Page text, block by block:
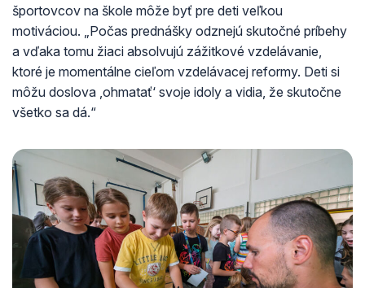
športovcov na škole môže byť pre deti veľkou
motiváciou. „Počas prednášky odznejú skutočné príbehy
a vďaka tomu žiaci absolvujú zážitkové vzdelávanie,
ktoré je momentálne cieľom vzdelávacej reformy. Deti si
môžu doslova ‚ohmatať‘ svoje idoly a vidia, že skutočne
všetko sa dá.“